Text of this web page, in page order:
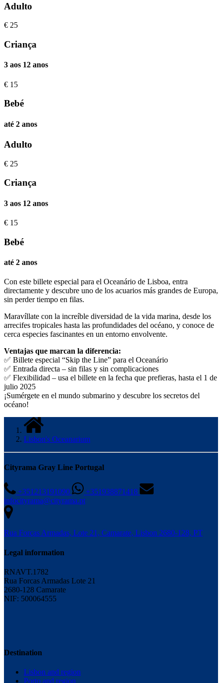
Adulto
€ 25
Criança
3 aos 12 anos
€ 15
Bebé
até 2 anos
Adulto
€ 25
Criança
3 aos 12 anos
€ 15
Bebé
até 2 anos
Con este billete especial para el Oceanário de Lisboa, entra
directamente y descubre uno de los acuarios más grandes de Europa,
sin perder tiempo en filas.
Maravíllate con la increíble diversidad de la vida marina, desde los
arrecifes tropicales hasta las profundidades del océano, y conoce de
cerca especies fascinantes en un entorno envolvente.
Ventajas que marcan la diferencia:
✅ Billete especial “Skip the Line” para el Oceanário
✅ Entrada directa – sin filas y sin complicaciones
✅ Flexibilidad – usa el billete en la fecha que prefieras, hasta el 1 de
julio 2025
¡Sumérgete en el mundo submarino y descubre los secretos del
océano!
Lisbon's Oceanarium
Cityrama Gray Line Portugal
+351213191090
+351938871418
infocityrama@cityrama.pt
Rua Forças Armadas, Lote 21, Camarate, Lisbon 2680-128, PT
Legal information
RNAVT.1782
Rua Forcas Armadas Lote 21
2680-128 Camarate
NIF: 500064555
Destination
Lisbon and region
Porto and region